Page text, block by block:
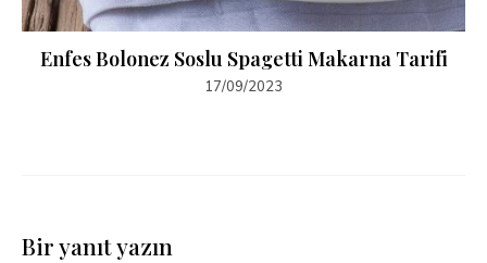
Enfes Bolonez Soslu Spagetti Makarna Tarifi
17/09/2023
Bir yanıt yazın